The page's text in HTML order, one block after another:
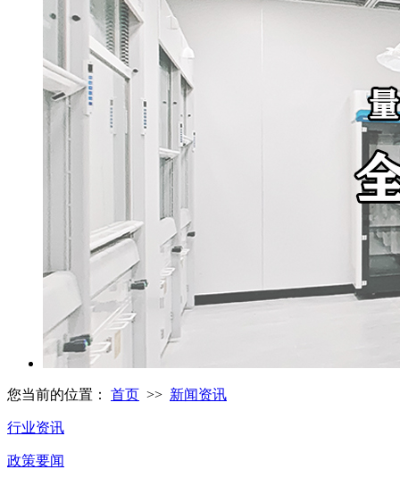
您当前的位置： 首页 >> 新闻资讯
行业资讯
政策要闻